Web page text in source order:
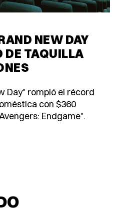
NEW DAY
DE TAQUILLA
Day" rompió el récord
con $360
Endgame".